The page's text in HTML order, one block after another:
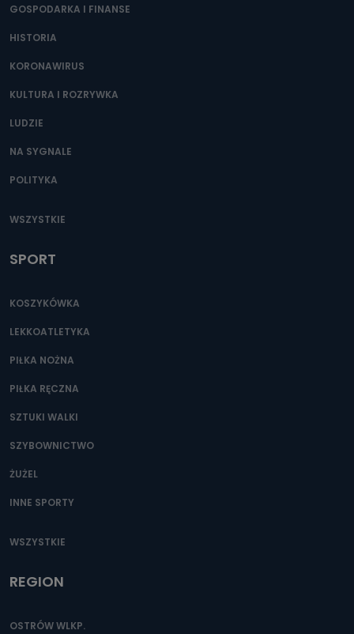
GOSPODARKA I FINANSE
HISTORIA
KORONAWIRUS
KULTURA I ROZRYWKA
LUDZIE
NA SYGNALE
POLITYKA
WSZYSTKIE
SPORT
KOSZYKÓWKA
LEKKOATLETYKA
PIŁKA NOŻNA
PIŁKA RĘCZNA
SZTUKI WALKI
SZYBOWNICTWO
ŻUŻEL
INNE SPORTY
WSZYSTKIE
REGION
OSTRÓW WLKP.